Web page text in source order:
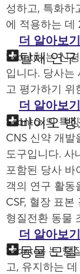
성하고, 특화하
에 적용하는 데
더 알아보기
탈체 연
Scantox는 신
입니다. 당사는
고 평가하기 위
더 알아보기
바이오 뱅
Scantox의 특
CNS 신약 개
도구입니다. 사
포함된 당사 바
객의 연구 활동
CSF, 혈장 표
형질전환 동물
더 알아보기
동물 모델
Scantox 는 형
고, 유지하는